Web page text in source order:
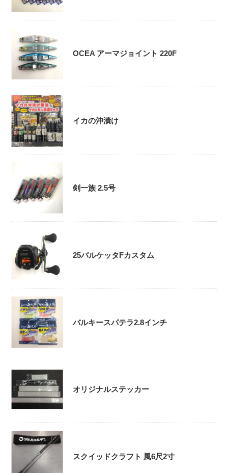
OCEA アーマジョイント 220F
イカの沖漬け
剣一族 2.5号
25バルケッタFカスタム
バルキースパテラ2.8インチ
オリジナルステッカー
スクイッドクラフト 風6尺2寸